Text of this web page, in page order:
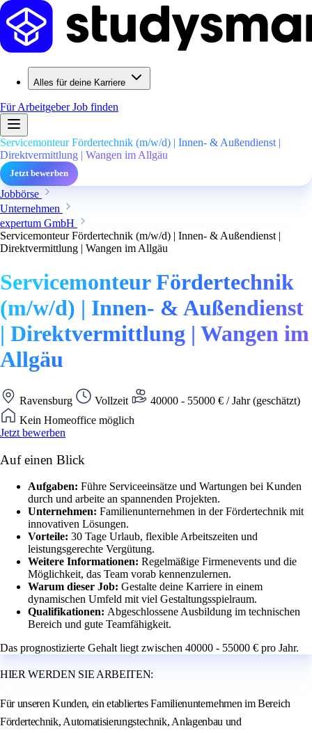
Alles für deine Karriere
Für ArbeitgeberJob finden
Servicemonteur Fördertechnik (m/w/d) | Innen- & Außendienst |
Direktvermittlung | Wangen im Allgäu
Jetzt bewerben
Jobbörse
Unternehmen
expertum GmbH
Servicemonteur Fördertechnik (m/w/d) | Innen- & Außendienst |
Direktvermittlung | Wangen im Allgäu
Servicemonteur Fördertechnik
(m/w/d) | Innen- & Außendienst
| Direktvermittlung | Wangen im
Allgäu
Ravensburg Vollzeit
40000 - 55000 € / Jahr (geschätzt)
Kein Homeoffice möglich
Jetzt bewerben
Auf einen Blick
Aufgaben: Führe Serviceeinsätze und Wartungen bei Kunden
durch und arbeite an spannenden Projekten.
Unternehmen: Familienunternehmen in der Fördertechnik mit
innovativen Lösungen.
Vorteile: 30 Tage Urlaub, flexible Arbeitszeiten und
leistungsgerechte Vergütung.
Weitere Informationen: Regelmäßige Firmenevents und die
Möglichkeit, das Team vorab kennenzulernen.
Warum dieser Job: Gestalte deine Karriere in einem
dynamischen Umfeld mit viel Gestaltungsspielraum.
Qualifikationen: Abgeschlossene Ausbildung im technischen
Bereich und gute Teamfähigkeit.
Das prognostizierte Gehalt liegt zwischen 40000 - 55000 € pro Jahr.
HIER WERDEN SIE ARBEITEN:
Für unseren Kunden, ein etabliertes Familienunternehmen im Bereich
Fördertechnik, Automatisierungstechnik, Anlagenbau und